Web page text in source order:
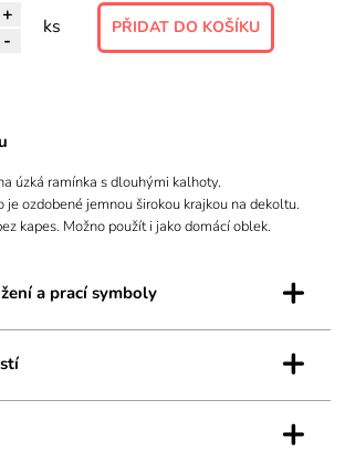
+
-
ks
úzká ramínka s dlouhými kalhoty.
je ozdobené jemnou širokou krajkou na dekoltu.
kapes. Možno použít i jako domácí oblek.
a prací symboly +
+
+